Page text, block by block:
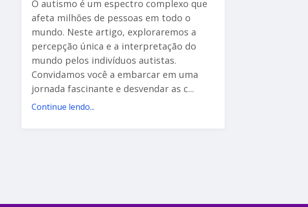
O autismo é um espectro complexo que
afeta milhões de pessoas em todo o
mundo. Neste artigo, exploraremos a
percepção única e a interpretação do
mundo pelos indivíduos autistas.
Convidamos você a embarcar em uma
jornada fascinante e desvendar as c...
Continue lendo...